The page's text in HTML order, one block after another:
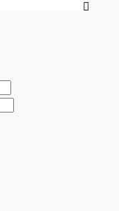
